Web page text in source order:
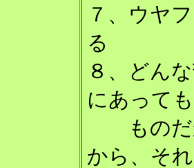
７、ウヤ
る
８、どん
にあって
ものだ
から、そ